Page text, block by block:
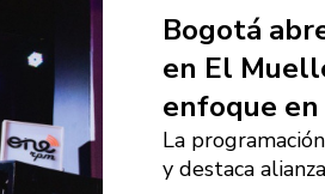
Bogotá
en El
enfoque
La
y destaca